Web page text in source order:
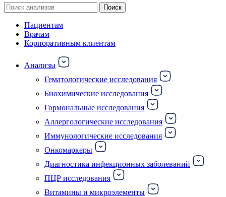
Поиск
по:
Поиск
Пациентам
Врачам
Корпоративным клиентам
Анализы
Гематологические исследования
Биохимические исследования
Гормональные исследования
Аллергологические исследования
Иммунологические исследования
Онкомаркеры
Диагностика инфекционных заболеваний
ПЦР исследования
Витамины и микроэлементы